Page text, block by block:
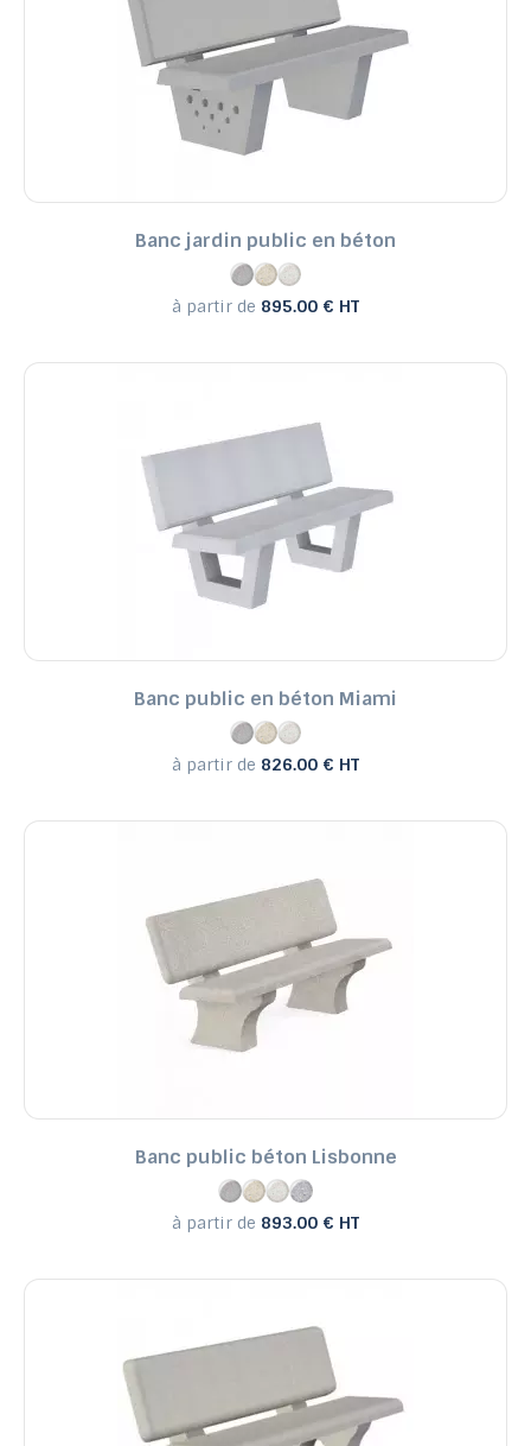
Banc jardin public en béton
à partir de 895.00 € HT
Banc public en béton Miami
à partir de 826.00 € HT
Banc public béton Lisbonne
à partir de 893.00 € HT